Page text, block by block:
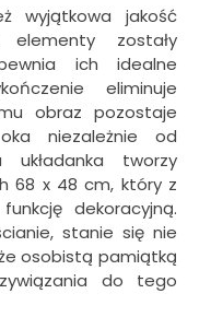
wyjątkowa jakość
elementy zostały
ich idealne
eliminuje
obraz pozostaje
niezależnie od
układanka tworzy
68 x 48 cm, który z
dekoracyjną.
stanie się nie
osobistą pamiątką
do tego